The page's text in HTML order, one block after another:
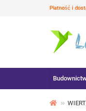
Płatność i